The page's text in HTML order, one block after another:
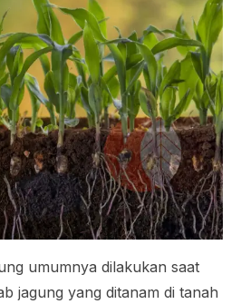
umumnya dilakukan saat
jagung yang ditanam di tanah